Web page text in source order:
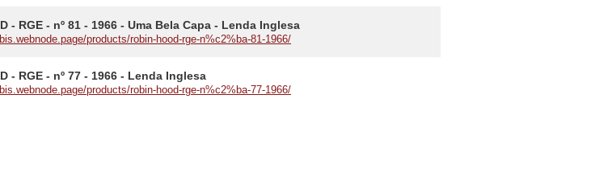
- RGE - nº 81 - 1966 - Uma Bela Capa - Lenda Inglesa
products/robin-hood-rge-n%c2%ba-81-1966/
- RGE - nº 77 - 1966 - Lenda Inglesa
products/robin-hood-rge-n%c2%ba-77-1966/